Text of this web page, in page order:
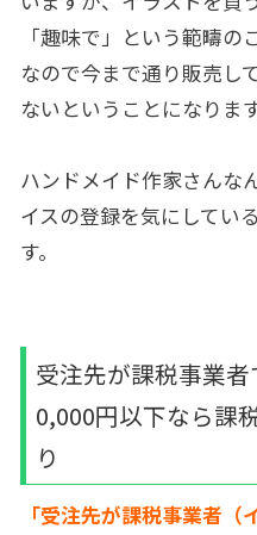
「趣味で」という範疇の
なので今まで通り販売し
ないということになります
ハンドメイド作家さんな
イスの登録を気にしてい
す。
受注先が課税事業
0,000円以下なら課
り
「受注先が課税事業者